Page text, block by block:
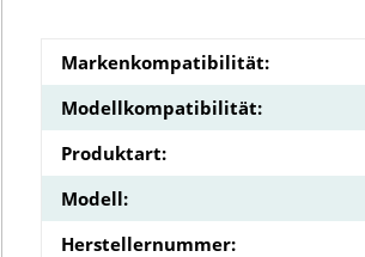
Markenkompatibilität:
Modellkompatibilität:
Produktart:
Modell:
Herstellernummer: